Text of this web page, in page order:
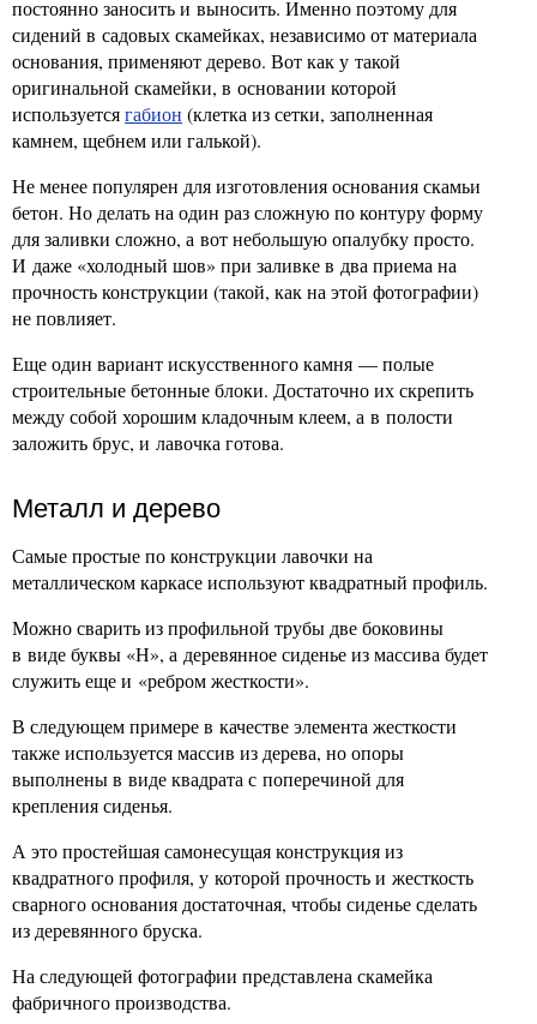
постоянно заносить и выносить. Именно поэтому для
сидений в садовых скамейках, независимо от материала
основания, применяют дерево. Вот как у такой
оригинальной скамейки, в основании которой
используетсягабион (клетка из сетки, заполненная
камнем, щебнем или галькой).
Не менее популярен для изготовления основания скамьи
бетон. Но делать на один раз сложную по контуру форму
для заливки сложно, а вот небольшую опалубку просто.
И даже «холодный шов» при заливке в два приема на
прочность конструкции (такой, как на этой фотографии)
не повлияет.
Еще один вариант искусственного камня — полые
строительные бетонные блоки. Достаточно их скрепить
между собой хорошим кладочным клеем, а в полости
заложить брус, и лавочка готова.
Металл и дерево
Самые простые по конструкции лавочки на
металлическом каркасе используют квадратный профиль.
Можно сварить из профильной трубы две боковины
в виде буквы «Н», а деревянное сиденье из массива будет
служить еще и «ребром жесткости».
В следующем примере в качестве элемента жесткости
также используется массив из дерева, но опоры
выполнены в виде квадрата с поперечиной для
крепления сиденья.
А это простейшая самонесущая конструкция из
квадратного профиля, у которой прочность и жесткость
сварного основания достаточная, чтобы сиденье сделать
из деревянного бруска.
На следующей фотографии представлена скамейка
фабричного производства.